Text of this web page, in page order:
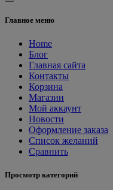
Главное меню
Home
Блог
Главная сайта
Контакты
Корзина
Магазин
Мой аккаунт
Новости
Оформление заказа
Список желаний
Сравнить
Просмотр категорий